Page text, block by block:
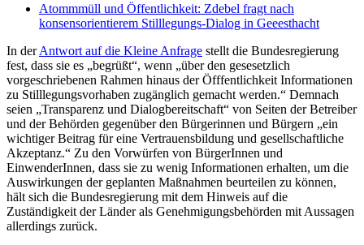
Atommmüll und Öffentlichkeit: Zdebel fragt nach
konsensorientierem Stilllegungs-Dialog in Geeesthacht
In derAntwort auf die Kleine Anfrage stellt die Bundesregierung
fest, dass sie es „begrüßt“, wenn „über den gesesetzlich
vorgeschriebenen Rahmen hinaus der Öfffentlichkeit Informationen
zu Stilllegungsvorhaben zugänglich gemacht werden.“ Demnach
seien „Transparenz und Dialogbereitschaft“ von Seiten der Betreiber
und der Behörden gegenüber den Bürgerinnen und Bürgern „ein
wichtiger Beitrag für eine Vertrauensbildung und gesellschaftliche
Akzeptanz.“ Zu den Vorwürfen von BürgerInnen und
EinwenderInnen, dass sie zu wenig Informationen erhalten, um die
Auswirkungen der geplanten Maßnahmen beurteilen zu können,
hält sich die Bundesregierung mit dem Hinweis auf die
Zuständigkeit der Länder als Genehmigungsbehörden mit Aussagen
allerdings zurück.